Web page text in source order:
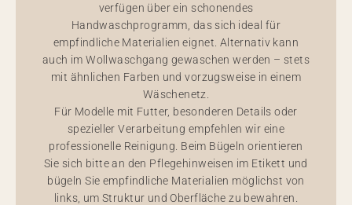
verfügen über ein schonendes
Handwaschprogramm, das sich ideal für
empfindliche Materialien eignet. Alternativ kann
auch im Wollwaschgang gewaschen werden – stets
mit ähnlichen Farben und vorzugsweise in einem
Wäschenetz.
Für Modelle mit Futter, besonderen Details oder
spezieller Verarbeitung empfehlen wir eine
professionelle Reinigung. Beim Bügeln orientieren
Sie sich bitte an den Pflegehinweisen im Etikett und
bügeln Sie empfindliche Materialien möglichst von
links, um Struktur und Oberfläche zu bewahren.